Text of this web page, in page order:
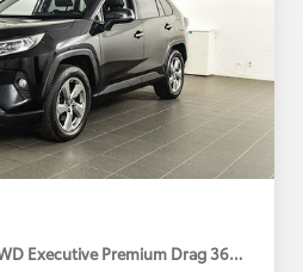
Executive Premium Drag 360-kamera